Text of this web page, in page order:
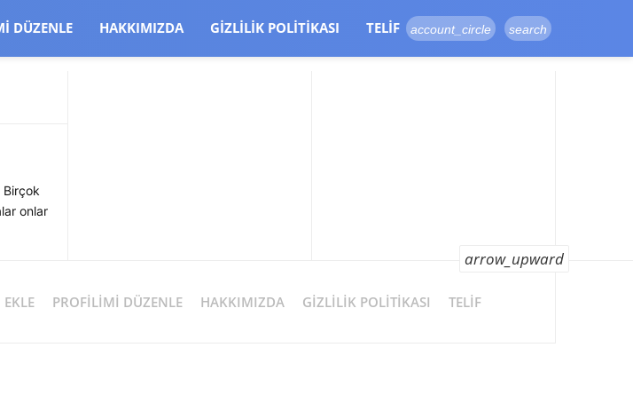
DÜZENLE HAKKIMIZDA GIZLILIK POLITIKASI TELIF account_circle search
Birçok
onlar
PROFILIMI DÜZENLE HAKKIMIZDA GIZLILIK POLITIKASI TELIF
arrow_upward